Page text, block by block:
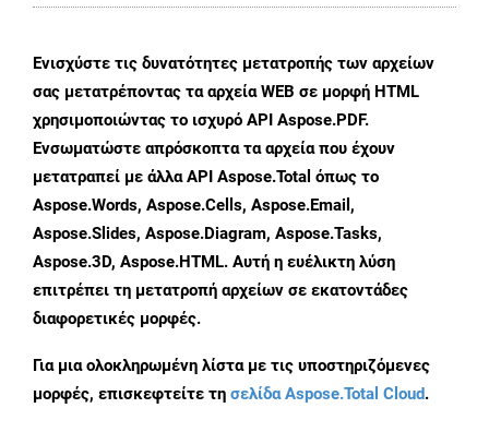
Ενισχύστε τις δυνατότητες μετατροπής των αρχείων
σας μετατρέποντας τα αρχεία WEB σε μορφή HTML
χρησιμοποιώντας το ισχυρό API Aspose.PDF.
Ενσωματώστε απρόσκοπτα τα αρχεία που έχουν
μετατραπεί με άλλα API Aspose.Total όπως το
Aspose.Words, Aspose.Cells, Aspose.Email,
Aspose.Slides, Aspose.Diagram, Aspose.Tasks,
Aspose.3D, Aspose.HTML. Αυτή η ευέλικτη λύση
επιτρέπει τη μετατροπή αρχείων σε εκατοντάδες
διαφορετικές μορφές.
Για μια ολοκληρωμένη λίστα με τις υποστηριζόμενες
μορφές, επισκεφτείτε τη σελίδα Aspose.Total Cloud.